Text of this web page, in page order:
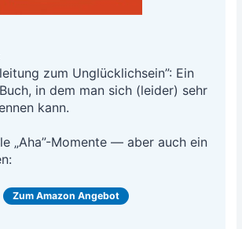
zum Unglück­lich­sein”: Ein
in dem man sich (lei­der) sehr
kann.
„Aha”-Momente — aber auch ein
Zum Ama­zon Angebot